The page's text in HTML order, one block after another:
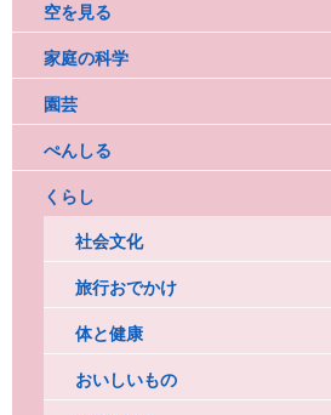
空を見る
家庭の科学
園芸
ぺんしる
くらし
社会文化
旅行おでかけ
体と健康
おいしいもの